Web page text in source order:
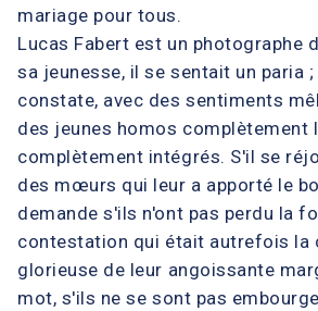
mariage pour tous.
Lucas Fabert est un photographe
sa jeunesse, il se sentait un paria
constate, avec des sentiments
des jeunes homos complètement
complètement intégrés. S'il se
des mœurs qui leur a apporté le
demande s'ils n'ont pas perdu la
contestation qui était autrefois la
glorieuse de leur angoissante
mot, s'ils ne se sont pas